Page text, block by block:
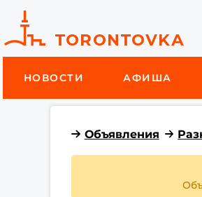
НОВОСТИ АФИША
Объявления